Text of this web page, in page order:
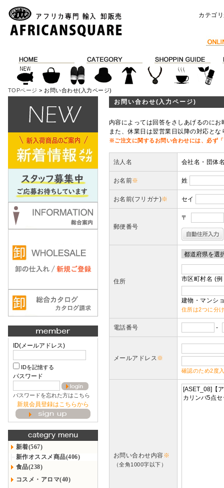
カテゴ
TOPページ > お問い合わせ(入力ページ)
ID(メールアドレス)
IDを記憶する
パスワード
パスワードを忘れた方はこちら
新規会員登録はこちらから
新着(567)
新作オススメ商品(406)
食品(238)
コスメ・アロマ(40)
お問い合わせ(入力ページ)
内容によっては回答をさしあげるのに
また、休業日は翌営業日以降の対応と
※ご注文に関するお問い合わせには、必ず
法人名 会社名・団体
お名前※ 姓
お名前(フリガナ)※ セイ
郵便番号
〒
住所 市区町村名 (
建物・マンシ
住所は2つに分
電話番号 -
メールアドレス※
確認のため2度
お問い合わせ内容※
（全角1000字以下）